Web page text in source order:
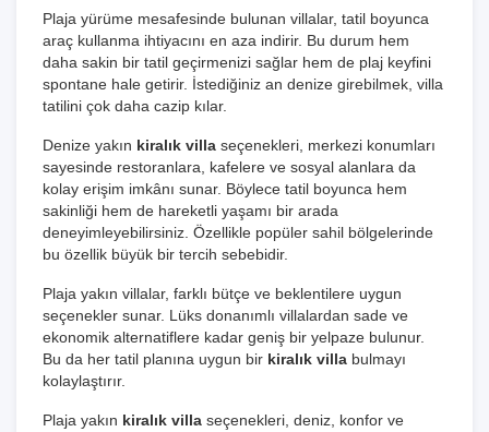
Plaja yürüme mesafesinde bulunan villalar, tatil boyunca
araç kullanma ihtiyacını en aza indirir. Bu durum hem
daha sakin bir tatil geçirmenizi sağlar hem de plaj keyfini
spontane hale getirir. İstediğiniz an denize girebilmek, villa
tatilini çok daha cazip kılar.
Denize yakın kiralık villa seçenekleri, merkezi konumları
sayesinde restoranlara, kafelere ve sosyal alanlara da
kolay erişim imkânı sunar. Böylece tatil boyunca hem
sakinliği hem de hareketli yaşamı bir arada
deneyimleyebilirsiniz. Özellikle popüler sahil bölgelerinde
bu özellik büyük bir tercih sebebidir.
Plaja yakın villalar, farklı bütçe ve beklentilere uygun
seçenekler sunar. Lüks donanımlı villalardan sade ve
ekonomik alternatiflere kadar geniş bir yelpaze bulunur.
Bu da her tatil planına uygun bir kiralık villa bulmayı
kolaylaştırır.
Plaja yakın kiralık villa seçenekleri, deniz, konfor ve